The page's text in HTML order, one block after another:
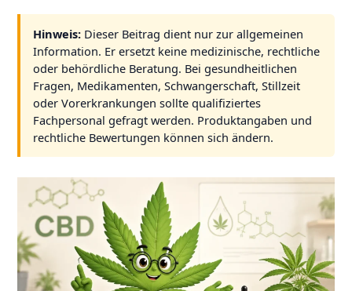
Hinweis:Dieser Beitrag dient nur zur allgemeinen
Information. Er ersetzt keine medizinische, rechtliche
oder behördliche Beratung. Bei gesundheitlichen
Fragen, Medikamenten, Schwangerschaft, Stillzeit
oder Vorerkrankungen sollte qualifiziertes
Fachpersonal gefragt werden. Produktangaben und
rechtliche Bewertungen können sich ändern.